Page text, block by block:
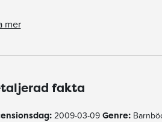
mer
fakta
2009-03-09 Genre: